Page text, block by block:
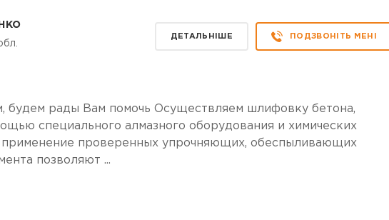
ДЕТАЛЬНІШЕ ПОДЗВОНІТЬ МЕНІ
будем рады Вам помочь Осуществляем шлифовку бетона,
специального алмазного оборудования и химических
применение проверенных упрочняющих, обеспыливающих
позволяют ...